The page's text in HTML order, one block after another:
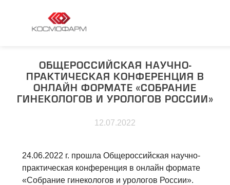
ОБЩЕРОССИЙСКАЯ НАУЧНО-
ПРАКТИЧЕСКАЯ КОНФЕРЕНЦИЯ В
ОНЛАЙН ФОРМАТЕ «СОБРАНИЕ
ГИНЕКОЛОГОВ И УРОЛОГОВ РОССИИ»
12.07.2022
24.06.2022 г. прошла Общероссийская научно-
практическая конференция в онлайн формате
«Собрание гинекологов и урологов России».